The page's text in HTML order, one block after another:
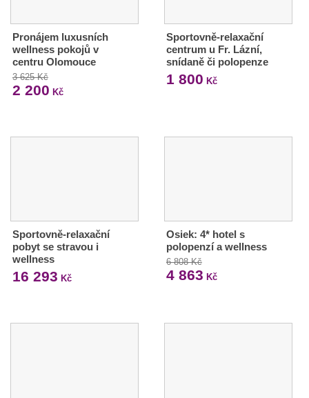
Pronájem luxusních
wellness pokojů v
centru Olomouce
3 625 Kč
2 200 Kč
Sportovně-relaxační
centrum u Fr. Lázní,
snídaně či polopenze
1 800 Kč
Sportovně-relaxační
pobyt se stravou i
wellness
16 293 Kč
Osiek: 4* hotel s
polopenzí a wellness
6 808 Kč
4 863 Kč